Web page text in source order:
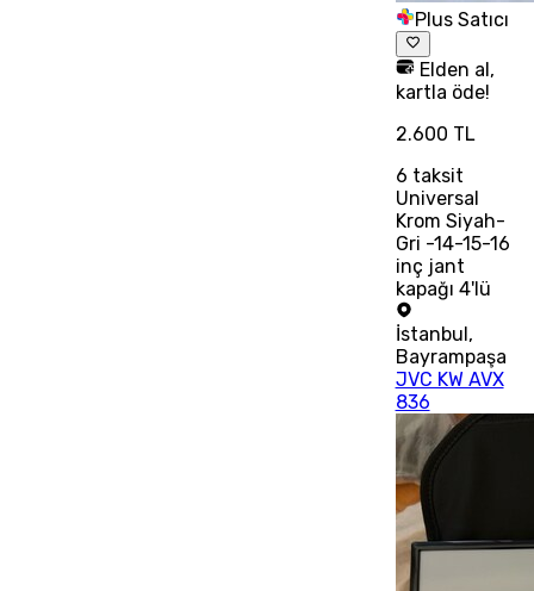
Plus Satıcı
Elden al,
kartla öde!
2.600 TL
6 taksit
Universal
Krom Siyah-
Gri -14-15-16
inç jant
kapağı 4'lü
İstanbul,
Bayrampaşa
JVC KW AVX
836